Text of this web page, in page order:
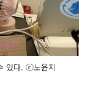
있다. ⓒ노윤지